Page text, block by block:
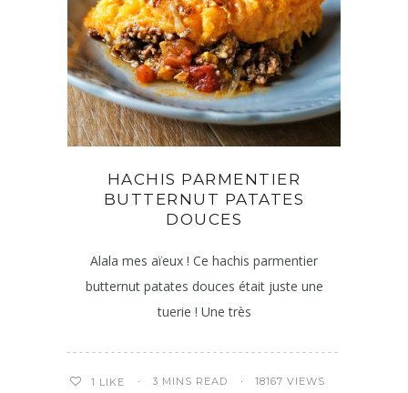
HACHIS PARMENTIER
BUTTERNUT PATATES
DOUCES
Alala mes aïeux ! Ce hachis parmentier
butternut patates douces était juste une
tuerie ! Une très
1 LIKE 3 MINS READ 18167 VIEWS